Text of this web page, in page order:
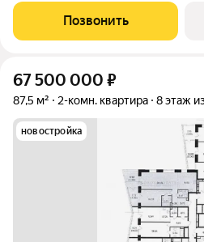
концепции Responsive Environment.
статично, оно
Позвонить
67 500 000 ₽
87,5 м² 2-комн. квартира 8 этаж
новостройка